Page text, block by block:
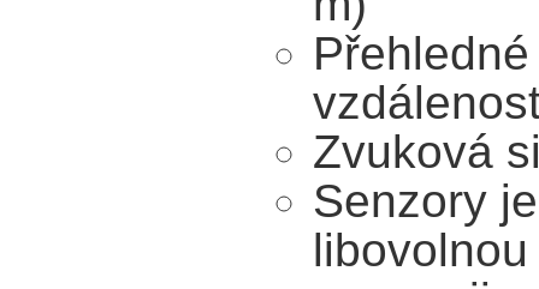
Zvuková
Senzory